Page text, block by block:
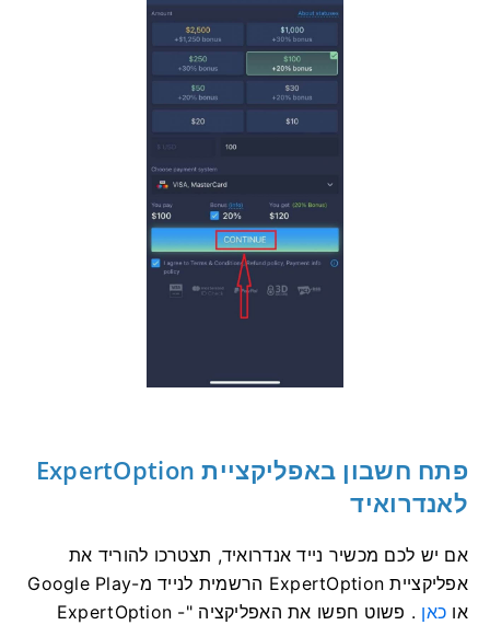
פתח חשבון באפליקציית ExpertOption
לאנדרואיד
אם יש לכם מכשיר נייד אנדרואיד, תצטרכו להוריד את
אפליקציית ExpertOption הרשמית לנייד מ-Google Play
או כאן
. פשוט חפשו את האפליקציה "ExpertOption -